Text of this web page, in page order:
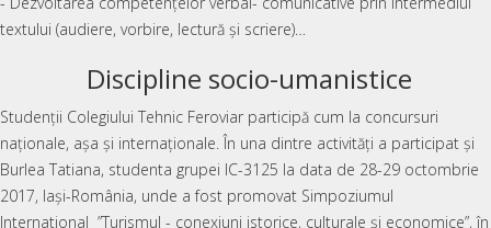
textului (audiere, vorbire, lectură și scriere)…
Discipline socio-umanistice
Studenții Colegiului Tehnic Feroviar participă cum la concursuri
naționale, așa și internaționale. În una dintre activități a participat și
Burlea Tatiana, studenta grupei IC-3125 la data de 28-29 octombrie
2017, Iași-România, unde a fost promovat Simpoziumul
International ”Turismul - conexiuni istorice, culturale și economice”, în